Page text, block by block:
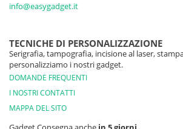
info@easygadget.it
TECNICHE DI PERSONALIZZAZIONE
Serigrafia, tampografia, incisione al laser,
personalizziamo i nostri gadget.
DOMANDE FREQUENTI
I NOSTRI CONTATTI
MAPPA DEL SITO